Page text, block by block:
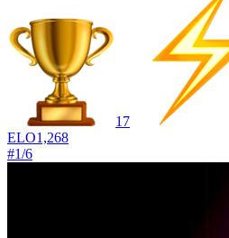
17
ELO1,268
#1/6